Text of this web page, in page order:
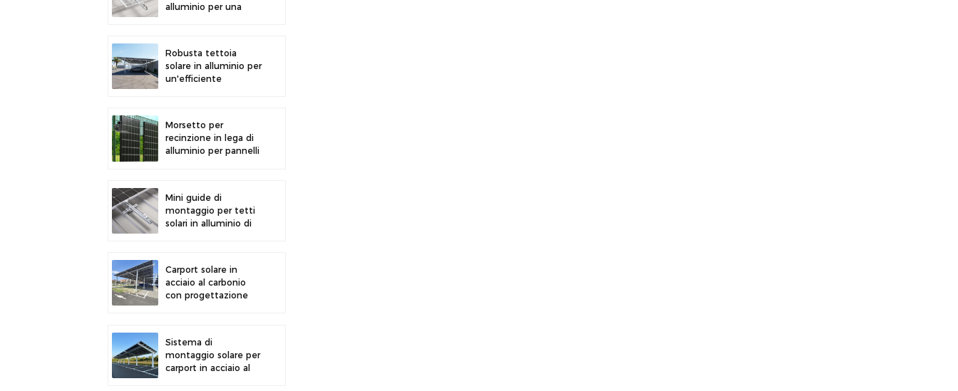
alluminio per una
Robusta tettoia
solare in alluminio per
un'efficiente
Morsetto per
recinzione in lega di
alluminio per pannelli
recinzione.
Mini guide di
montaggio per tetti
solari in alluminio di
Carport solare in
acciaio al carbonio
con progettazione
Sistema di
montaggio solare per
carport in acciaio al